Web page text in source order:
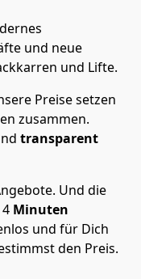
und neue
und Lifte.
Preise setzen
zusammen.
transparent
Und die
4 Minuten
und für Dich
den Preis.